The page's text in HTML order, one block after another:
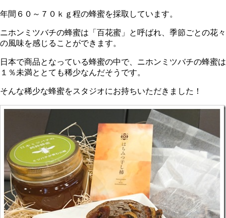
年間６０～７０ｋｇ程の蜂蜜を採取しています。
ニホンミツバチの蜂蜜は「百花蜜」と呼ばれ、季節ごとの花々
の風味を感じることができます。
日本で商品となっている蜂蜜の中で、ニホンミツバチの蜂蜜は
１％未満ととても稀少なんだそうです。
そんな稀少な蜂蜜をスタジオにお持ちいただきました！